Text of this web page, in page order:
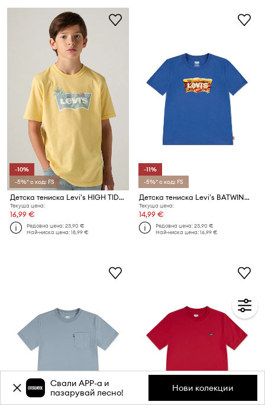
-10%
-5%* с код: FS
Детска тениска Levi's HIGH TIDE BATWING TEE
Текуща цена:
16,99 €
Редовна цена:23,90 €
Най-ниска цена:18,99 €
-11%
-5%* с код: FS
Детска тениска Levi's BATWING SLICE TEE
Текуща цена:
14,99 €
Редовна цена:23,90 €
Най-ниска цена:16,99 €
Свали APP-a и
пазарувай лесно!
Нови колекции